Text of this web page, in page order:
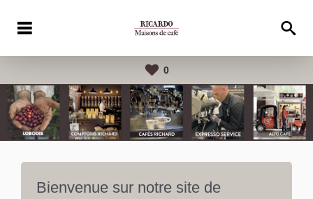
0
Bienvenue sur notre site de